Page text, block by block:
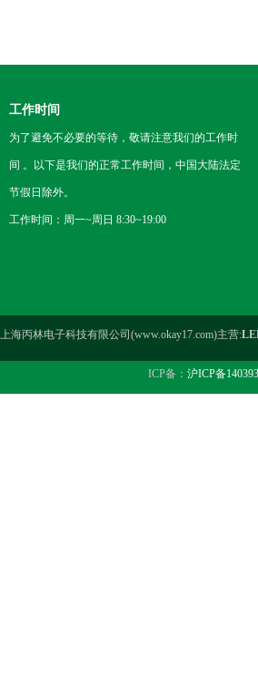
工作时间
为了避免不必要的等待，敬请注意我们的工作时
间 。以下是我们的正常工作时间，中国大陆法定
节假日除外。
工作时间：周一~周日 8:30~19:00
上海丙林电子科技有限公司(www.okay17.com)主营:
ICP备： 沪ICP备